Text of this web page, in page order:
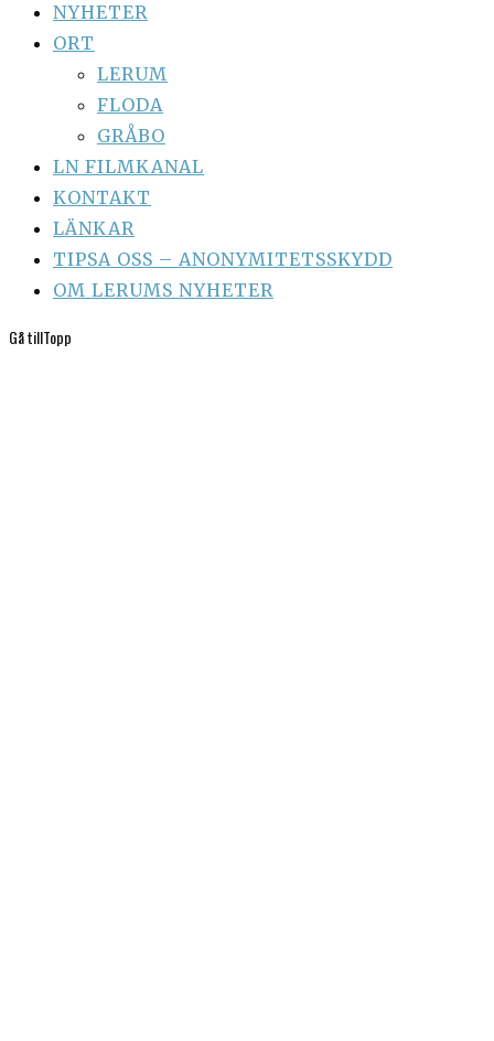
NYHETER
ORT
LERUM
FLODA
GRÅBO
LN FILMKANAL
KONTAKT
LÄNKAR
TIPSA OSS – ANONYMITETSSKYDD
OM LERUMS NYHETER
Gå tillTopp